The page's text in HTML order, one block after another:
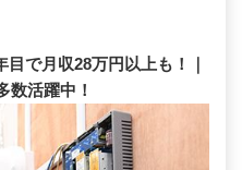
で月収28万円以上も！｜
数活躍中！